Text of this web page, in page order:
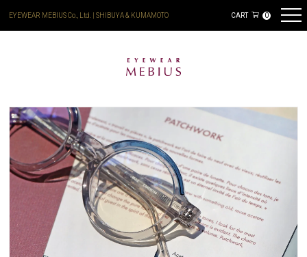
EYEWEAR MEBIUS Co., Ltd. | SHIBUYA & KUMAMOTO CART 0